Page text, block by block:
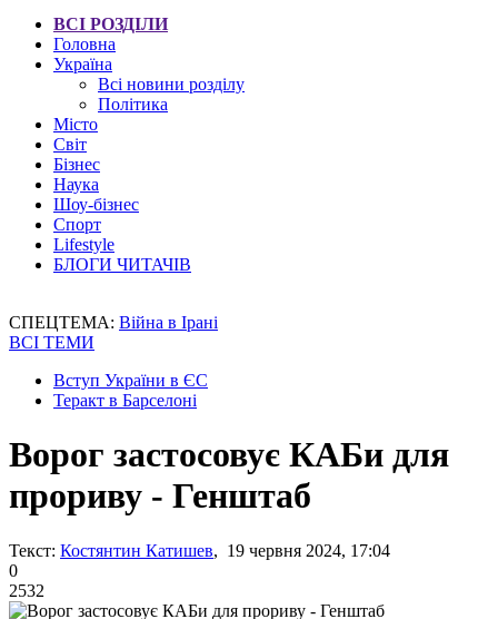
ВСІ РОЗДІЛИ
Головна
Україна
Всі новини розділу
Політика
Місто
Світ
Бізнес
Наука
Шоу-бізнес
Спорт
Lifestyle
БЛОГИ ЧИТАЧІВ
СПЕЦТЕМА: Війна в Ірані
ВСІ ТЕМИ
Вступ України в ЄС
Теракт в Барселоні
Ворог застосовує КАБи для
прориву - Генштаб
Текст: Костянтин Катишев, 19 червня 2024, 17:04
0
2532